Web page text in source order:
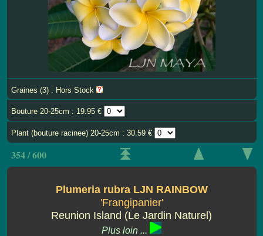
Graines (3) : Hors Stock
Bouture 20-25cm : 19.95 €
Plant (bouture racinee) 20-25cm : 30.59 €
354 / 600
Plumeria rubra LJN RAINBOW
'Frangipanier'
Reunion Island (Le Jardin Naturel)
Plus loin ...